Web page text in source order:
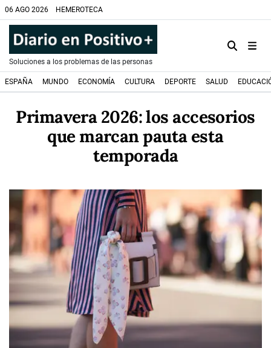
06 AGO 2026 HEMEROTECA
Soluciones a los problemas de las personas
ESPAÑA MUNDO ECONOMÍA CULTURA DEPORTE SALUD
Primavera 2026: los accesorios
que marcan pauta esta
temporada